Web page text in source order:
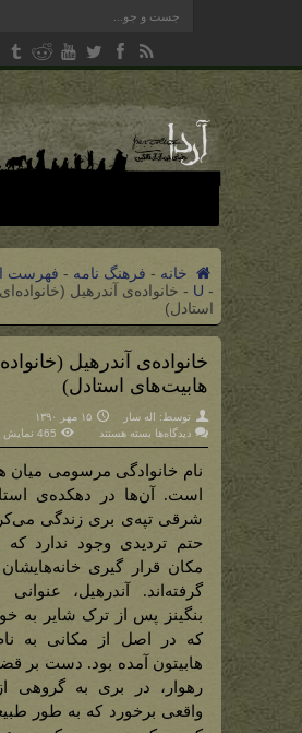
خانه - فرهنگ نامه - فهرست
-
U
- خانواده‌ی آندرهیل
استادل)
خانواده‌ی آندرهیل
هابیت‌های استادل)
توسط: اله سار
۱۵ مهر ۱۳۹۰
دیدگاه‌ها برای
(خانواده‌ای
از
هابیت‌های
استادل)
بسته هستند 465 نمایش
نام خانوادگی مرسومی میان
است. آن‌ها در دهکده‌ی
شرقی تپه‌ی بری زندگی
حتم تردیدی وجود ندارد که
مکان قرار گیری
گرفته‌اند. آندرهیل،
بنگینز پس از ترک شایر به
که در اصل از مکانی به
هابیتون آمده بود. دست بر
رهوار، در بری به گروهی
واقعی برخورد که به طور